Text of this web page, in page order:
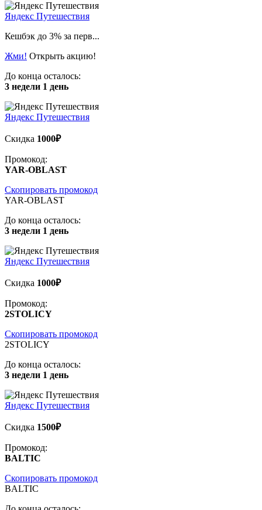
Яндекс Путешествия
Кешбэк до 3% за перв...
Жми! Открыть акцию!
До конца осталось:
3 недели 1 день
Яндекс Путешествия
Скидка 1000₽
Промокод:
YAR-OBLAST
Скопировать промокод
YAR-OBLAST
До конца осталось:
3 недели 1 день
Яндекс Путешествия
Скидка 1000₽
Промокод:
2STOLICY
Скопировать промокод
2STOLICY
До конца осталось:
3 недели 1 день
Яндекс Путешествия
Скидка 1500₽
Промокод:
BALTIC
Скопировать промокод
BALTIC